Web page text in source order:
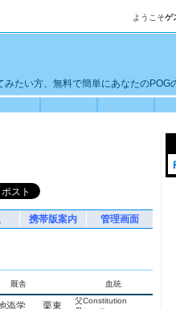
ようこそゲ
たい方、無料で簡単にあなたのPOG
携帯版案内
管理画面
厩舎 血統
添学 栗東
父Constitution